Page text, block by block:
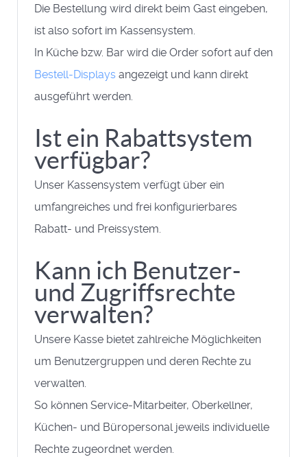
Die Bestellung wird direkt beim Gast eingeben,
ist also sofort im Kassensystem.
In Küche bzw. Bar wird die Order sofort auf den
Bestell-Displays angezeigt und kann direkt
ausgeführt werden.
Ist ein Rabattsystem
verfügbar?
Unser Kassensystem verfügt über ein
umfangreiches und frei konfigurierbares
Rabatt- und Preissystem.
Kann ich Benutzer-
und Zugriffsrechte
verwalten?
Unsere Kasse bietet zahlreiche Möglichkeiten
um Benutzergruppen und deren Rechte zu
verwalten.
So können Service-Mitarbeiter, Oberkellner,
Küchen- und Büropersonal jeweils individuelle
Rechte zugeordnet werden.